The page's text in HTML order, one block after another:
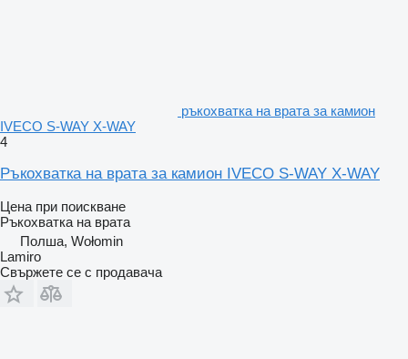
ръкохватка на врата за камион
IVECO S-WAY X-WAY
4
Ръкохватка на врата за камион IVECO S-WAY X-WAY
Цена при поискване
Ръкохватка на врата
Полша, Wołomin
Lamiro
Свържете се с продавача